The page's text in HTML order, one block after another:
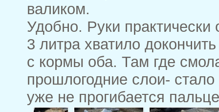
валиком.
Удобно. Руки
3 литра хватило
с кормы оба. Там где
прошлогодние слои-
уже не прогибается